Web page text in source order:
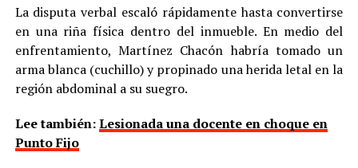
La disputa verbal escaló rápidamente hasta convertirse
en una riña física dentro del inmueble. En medio del
enfrentamiento, Martínez Chacón habría tomado un
arma blanca (cuchillo) y propinado una herida letal en la
región abdominal a su suegro.
Lee también:Lesionada una docente en choque en
Punto Fijo